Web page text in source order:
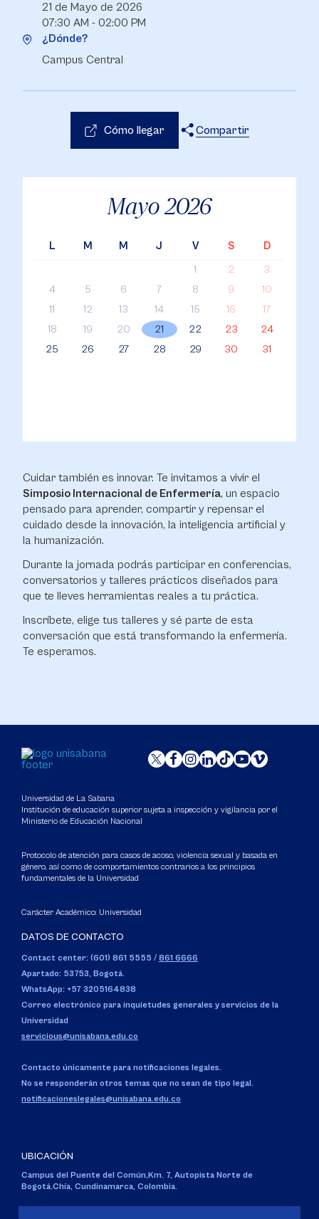
Cuidar también es innovar. Te invitamos a vivir el
Simposio Internacional de Enfermería, un espacio
pensado para aprender, compartir y repensar el
cuidado desde la innovación, la inteligencia artificial y
la humanización.
Durante la jornada podrás participar en conferencias,
conversatorios y talleres prácticos diseñados para
que te lleves herramientas reales a tu práctica.
Inscríbete, elige tus talleres y sé parte de esta
conversación que está transformando la enfermería.
Te esperamos.
Mayo 2026
L M M J V S
D
1
2
3
4
5 6 7 8 9
10
11
12 13 14 15 16
17
18
19 20 21 22 23
24
25
26 27 28 29 30 31
21 de Mayo de 2026
07:30 AM - 02:00 PM
¿Dónde?
Campus Central
Cómo llegar
Compartir
Universidad de La Sabana
Institución de educación superior sujeta a inspección y vigilancia por el
Ministerio de Educación Nacional
Protocolo de atención para casos de acoso, violencia sexual y basada en
género, así como de comportamientos contrarios a los principios
fundamentales de la Universidad
Carácter Académico: Universidad
DATOS DE CONTACTO
Contact center: (601) 861 5555 / 861 6666
Apartado: 53753, Bogotá.
WhatsApp: +57 3205164838
Correo electrónico para inquietudes generales y servicios de la
Universidad
servicious@unisabana.edu.co
Contacto únicamente para notificaciones legales.
No se responderán otros temas que no sean de tipo legal.
notificacioneslegales@unisabana.edu.co
UBICACIÓN
Campus del Puente del Común,Km. 7, Autopista Norte de
Bogotá.Chía, Cundinamarca, Colombia.